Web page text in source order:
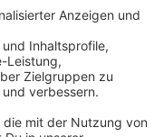
(auf deutsch:
Messungen, die